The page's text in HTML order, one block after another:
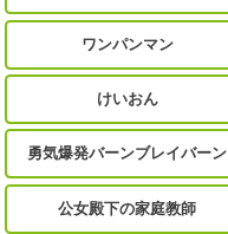
ワンパンマン
けいおん
勇気爆発バーンブレイバーン
公女殿下の家庭教師